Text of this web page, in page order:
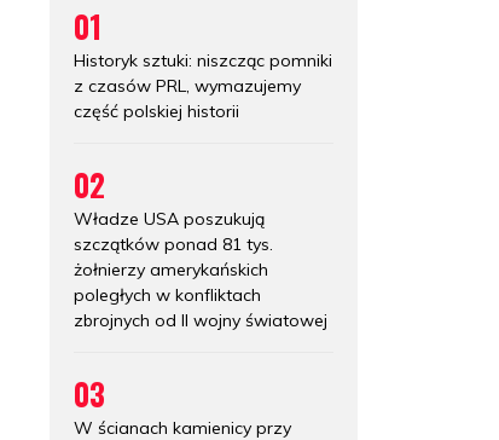
01
Historyk sztuki: niszcząc pomniki
z czasów PRL, wymazujemy
część polskiej historii
02
Władze USA poszukują
szczątków ponad 81 tys.
żołnierzy amerykańskich
poległych w konfliktach
zbrojnych od II wojny światowej
03
W ścianach kamienicy przy